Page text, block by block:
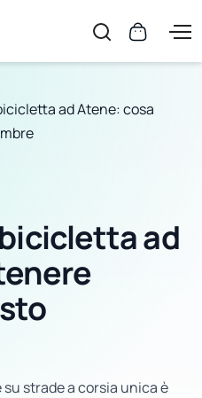
ad Atene: cosa
ad
strade a corsia unica è